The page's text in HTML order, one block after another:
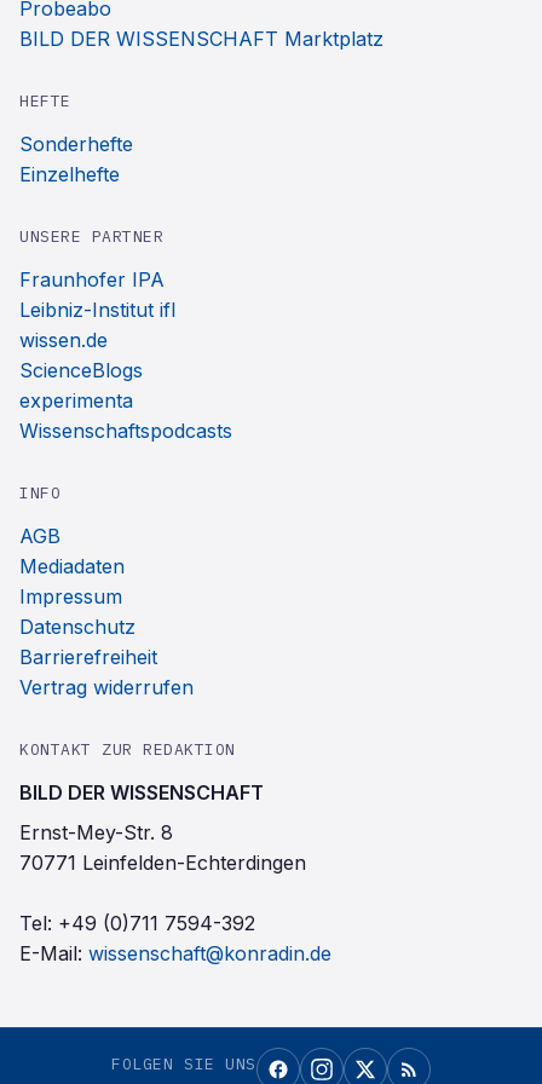
Probeabo
BILD DER WISSENSCHAFT Marktplatz
HEFTE
Sonderhefte
Einzelhefte
UNSERE PARTNER
Fraunhofer IPA
Leibniz-Institut ifl
wissen.de
ScienceBlogs
experimenta
Wissenschaftspodcasts
INFO
AGB
Mediadaten
Impressum
Datenschutz
Barrierefreiheit
Vertrag widerrufen
KONTAKT ZUR REDAKTION
BILD DER WISSENSCHAFT
Ernst-Mey-Str. 8
70771 Leinfelden-Echterdingen
Tel: +49 (0)711 7594-392
E-Mail: wissenschaft@konradin.de
FOLGEN SIE UNS